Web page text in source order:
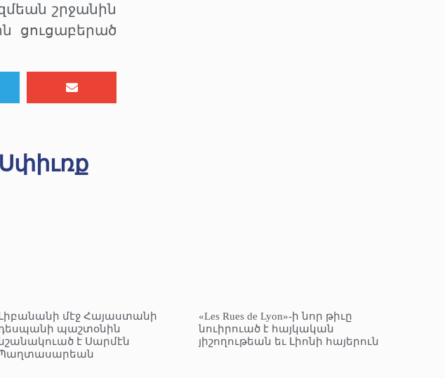
շրջանին
ցուցաբերած
Սփիւռք
Լիբանանի մէջ Հայաստանի
պաշտօնին
է Սարմէն
«Les Rues de Lyon»-ի նոր թիւը
նուիրուած է հայկական
յիշողութեան եւ Լիոնի հայերուն